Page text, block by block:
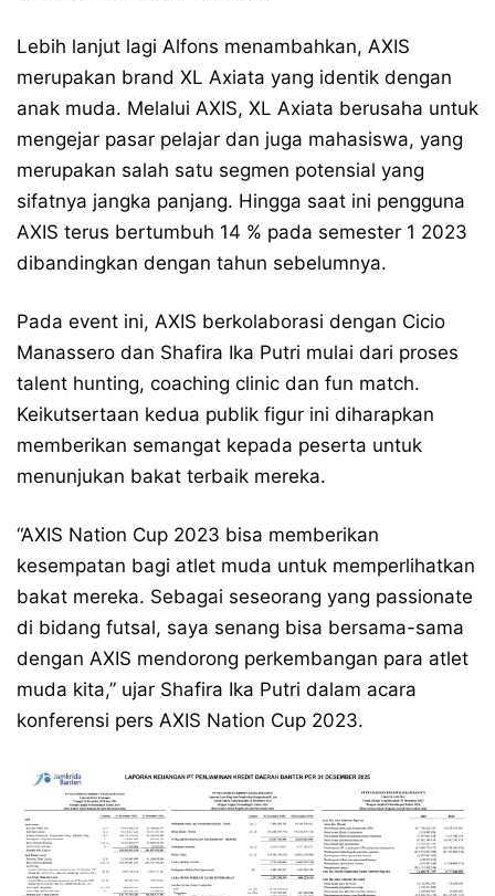
Lebih lanjut lagi Alfons menambahkan, AXIS
merupakan brand XL Axiata yang identik dengan
anak muda. Melalui AXIS, XL Axiata berusaha untuk
mengejar pasar pelajar dan juga mahasiswa, yang
merupakan salah satu segmen potensial yang
sifatnya jangka panjang. Hingga saat ini pengguna
AXIS terus bertumbuh 14 % pada semester 1 2023
dibandingkan dengan tahun sebelumnya.
Pada event ini, AXIS berkolaborasi dengan Cicio
Manassero dan Shafira Ika Putri mulai dari proses
talent hunting, coaching clinic dan fun match.
Keikutsertaan kedua publik figur ini diharapkan
memberikan semangat kepada peserta untuk
menunjukan bakat terbaik mereka.
“AXIS Nation Cup 2023 bisa memberikan
kesempatan bagi atlet muda untuk memperlihatkan
bakat mereka. Sebagai seseorang yang passionate
di bidang futsal, saya senang bisa bersama-sama
dengan AXIS mendorong perkembangan para atlet
muda kita,” ujar Shafira Ika Putri dalam acara
konferensi pers AXIS Nation Cup 2023.